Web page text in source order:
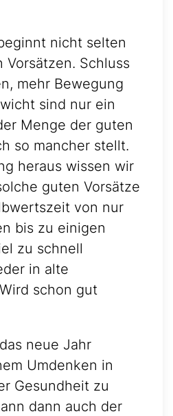
nicht selten
Schluss
mehr Bewegung
sind nur ein
Menge der guten
so mancher stellt.
heraus wissen wir
guten Vorsätze
von nur
bis zu einigen
zu schnell
in alte
schon gut
neue Jahr
Umdenken in
Gesundheit zu
dann auch der